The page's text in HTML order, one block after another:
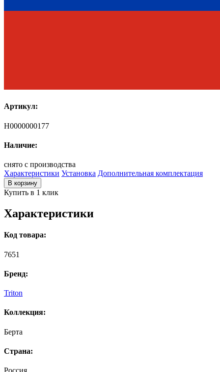
Артикул:
Н0000000177
Наличие:
снято с производства
Характеристики Установка Дополнительная комплектация
В корзину
Купить в 1 клик
Характеристики
Код товара:
7651
Бренд:
Triton
Коллекция:
Берта
Страна:
Россия